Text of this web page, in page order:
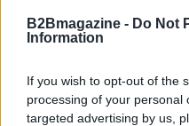
B2Bmagazine - Do Not
Information
If you wish to opt-out of the
processing of your personal
targeted advertising by us,
coordinare il
editoriale di
personale: un
stampa del